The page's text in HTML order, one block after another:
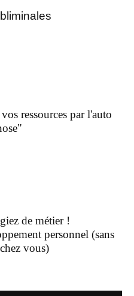
ressources par l'auto
de métier !
personnel (sans
vous)